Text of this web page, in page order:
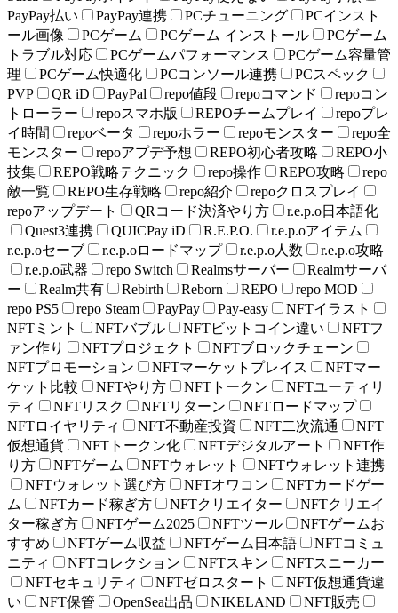
PayPay払い
PayPay連携 PCチューニング
PCインスト
ール画像
PCゲーム PCゲーム インストール
PCゲーム
トラブル対応
PCゲームパフォーマンス
PCゲーム容量管
理
PCゲーム快適化 PCコンソール連携
PCスペック
PVP
QR iD PayPal repo値段 repoコマンド
repoコン
トローラー
repoスマホ版 REPOチームプレイ
repoプレ
イ時間
repoベータ repoホラー repoモンスター
repo全
モンスター
repoアプデ予想 REPO初心者攻略
REPO小
技集
REPO戦略テクニック repo操作 REPO攻略
repo
敵一覧
REPO生存戦略 repo紹介
repoクロスプレイ
repoアップデート
QRコード決済やり方
r.e.p.o日本語化
Quest3連携
QUICPay iD R.E.P.O.
r.e.p.oアイテム
r.e.p.oセーブ
r.e.p.oロードマップ r.e.p.o人数
r.e.p.o攻略
r.e.p.o武器
repo Switch Realmsサーバー
Realmサーバ
ー
Realm共有 Rebirth Reborn REPO
repo MOD
repo PS5
repo Steam PayPay Pay-easy
NFTイラスト
NFTミント
NFTバブル NFTビットコイン違い
NFTフ
ァン作り
NFTプロジェクト
NFTブロックチェーン
NFTプロモーション
NFTマーケットプレイス
NFTマー
ケット比較
NFTやり方 NFTトークン
NFTユーティリ
ティ
NFTリスク NFTリターン
NFTロードマップ
NFTロイヤリティ
NFT不動産投資 NFT二次流通
NFT
仮想通貨
NFTトークン化 NFTデジタルアート
NFT作
り方
NFTゲーム NFTウォレット
NFTウォレット連携
NFTウォレット選び方
NFTオワコン
NFTカードゲー
ム
NFTカード稼ぎ方 NFTクリエイター
NFTクリエイ
ター稼ぎ方
NFTゲーム2025 NFTツール
NFTゲームお
すすめ
NFTゲーム収益 NFTゲーム日本語
NFTコミュ
ニティ
NFTコレクション NFTスキン
NFTスニーカー
NFTセキュリティ
NFTゼロスタート
NFT仮想通貨違
い
NFT保管 OpenSea出品 NIKELAND
NFT販売